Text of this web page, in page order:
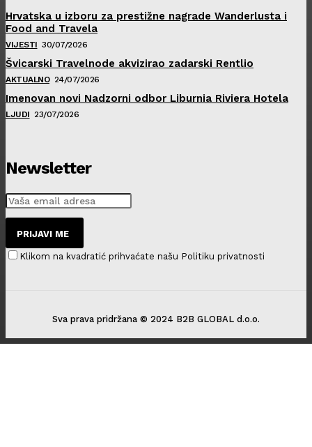
Hrvatska u izboru za prestižne nagrade Wanderlusta i
Food and Travela
VIJESTI 30/07/2026
Švicarski Travelnode akvizirao zadarski Rentlio
AKTUALNO 24/07/2026
Imenovan novi Nadzorni odbor Liburnia Riviera Hotela
LJUDI 23/07/2026
Newsletter
PRIJAVI ME
Klikom na kvadratić prihvaćate našu Politiku privatnosti
Sva prava pridržana © 2024 B2B GLOBAL d.o.o.